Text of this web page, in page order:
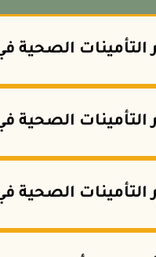
الصحية في
الصحية في
الصحية في